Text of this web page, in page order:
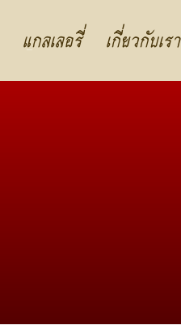
แกลเลอรี่ เกี่ยวกับเรา